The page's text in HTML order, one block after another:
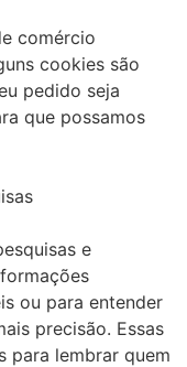
comércio
cookies são
pedido seja
que possamos
e
ou para entender
precisão. Essas
para lembrar quem